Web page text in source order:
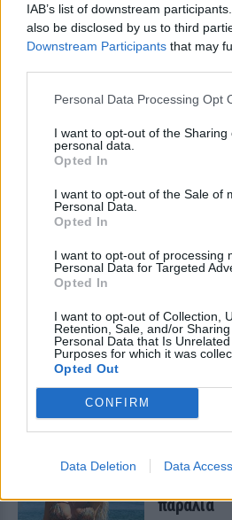
IAB’s list of downstream
also be disclosed by us to third
Downstream Participants that may
Personal Data Processing Opt
I want to opt-out of the Sharing
personal data.
Opted In
I want to opt-out of the Sale of
Personal Data.
Opted In
I want to opt-out of processing
Personal Data for Targeted
Opted In
I want to opt-out of Collection,
Retention, Sale, and/or
Personal Data that Is
Purposes for which it was
Opted Out
CONFIRM
Data Deletion Data Access
Ατύχημα
στην
δυνατός»
Ο ηθοποιός
πρόσφατη
Φοβερή ιστορία στον ΟΦΗ:
εισιτηρίου διαρκείας είναι
Οπαδός από κούνια κυριολεκτικά
Βάλια
παραλία